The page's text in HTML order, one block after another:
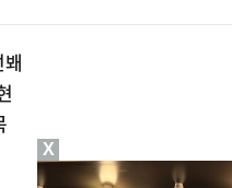
X